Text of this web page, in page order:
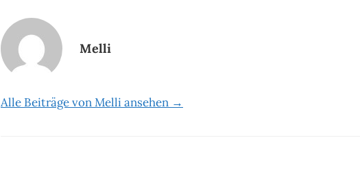
Melli
Alle Beiträge von Melli ansehen →